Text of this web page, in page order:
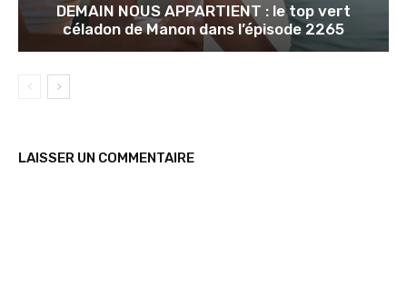
DEMAIN NOUS APPARTIENT : le top vert
céladon de Manon dans l’épisode 2265
LAISSER UN COMMENTAIRE